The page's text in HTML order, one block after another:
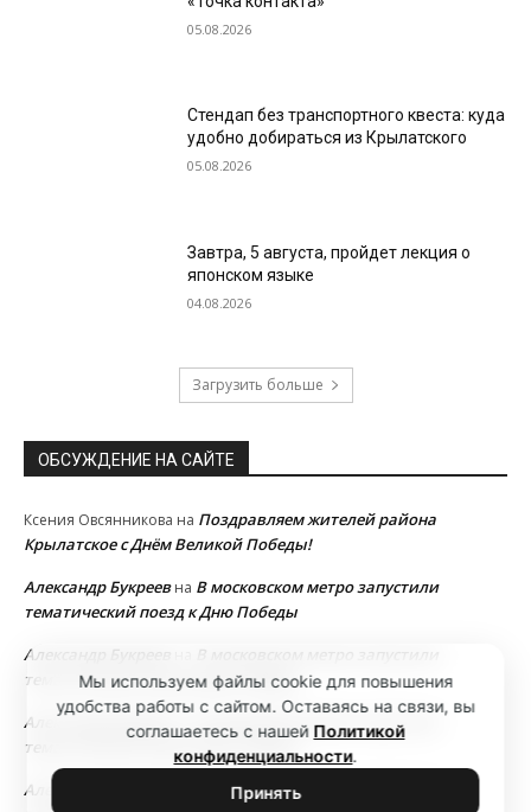
05.08.2026
Стендап без транспортного квеста: куда
удобно добираться из Крылатского
05.08.2026
Завтра, 5 августа, пройдет лекция о
японском языке
04.08.2026
Загрузить больше
ОБСУЖДЕНИЕ НА САЙТЕ
Ксения Овсянникова на Поздравляем жителей района
Крылатское с Днём Великой Победы!
Александр Букреевна В московском метро запустили
тематический поезд к Дню Победы
Александр Букреев
В московском метро запустили
тематический поезд к Дню Победы
Александр Букреев
В московском метро запустили
тематический поезд к Дню Победы
Александр Букреев
В московском метро запустили
Мы используем файлы cookie для повышения
удобства работы с сайтом. Оставаясь на связи, вы
соглашаетесь с нашей Политикой
конфиденциальности.
Принять